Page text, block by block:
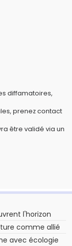
diffamatoires,
prenez contact
être validé via un
l'horizon
comme allié
avec écologie